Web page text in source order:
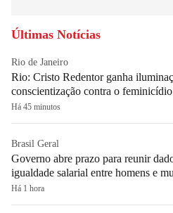
Últimas Notícias
Rio de Janeiro
Rio: Cristo Redentor ganha
conscientização contra o feminicídio
Há 45 minutos
Brasil Geral
Governo abre prazo para reunir
igualdade salarial entre homens e
Há 1 hora